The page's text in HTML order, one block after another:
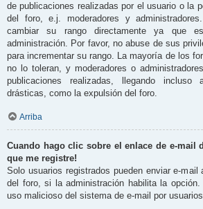
de publicaciones realizadas por el usuario o la
del foro, e.j. moderadores y
cambiar su rango directamente ya que
administración. Por favor, no abuse de sus
para incrementar su rango. La mayoría de los
no lo toleran, y moderadores o
publicaciones realizadas, llegando
drásticas, como la expulsión del foro.
Arriba
Cuando hago clic sobre el enlace de e-mail
que me registre!
Solo usuarios registrados pueden enviar e-
del foro, si la administración habilita la
uso malicioso del sistema de e-mail por